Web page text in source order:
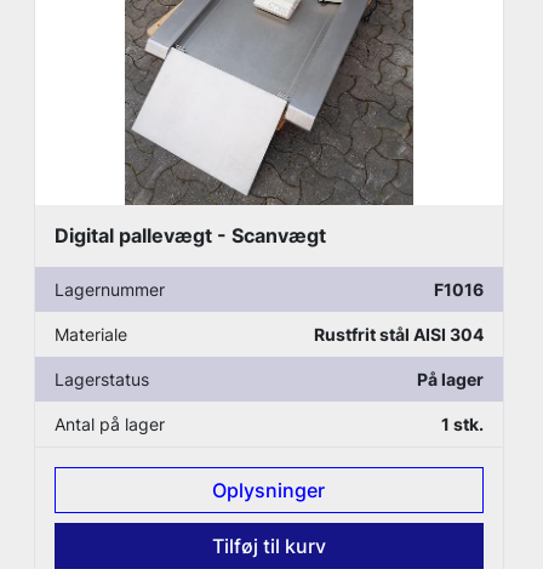
Digital pallevægt - Scanvægt
Lagernummer F1016
Materiale Rustfrit stål AISI 304
Lagerstatus På lager
Antal på lager 1 stk.
Oplysninger
Tilføj til kurv